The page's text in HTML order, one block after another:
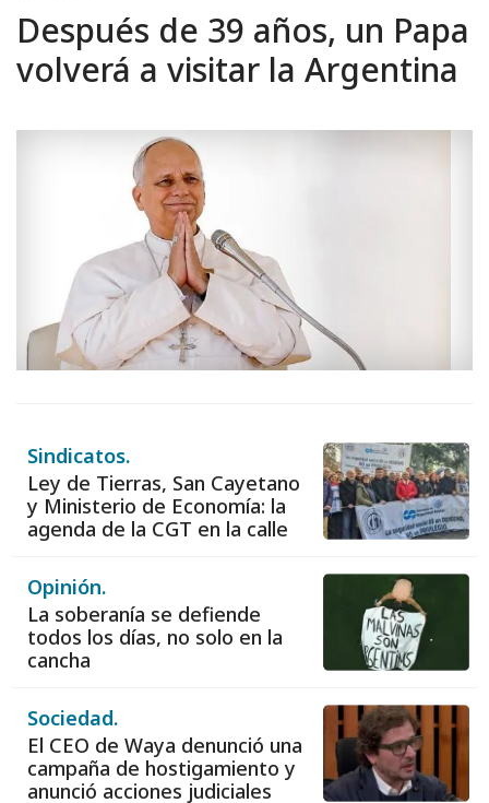
Después de 39 años, un Papa
volverá a visitar la Argentina
Sindicatos.
Ley de Tierras, San Cayetano
y Ministerio de Economía: la
agenda de la CGT en la calle
Opinión.
La soberanía se defiende
todos los días, no solo en la
cancha
Sociedad.
El CEO de Waya denunció una
campaña de hostigamiento y
anunció acciones judiciales